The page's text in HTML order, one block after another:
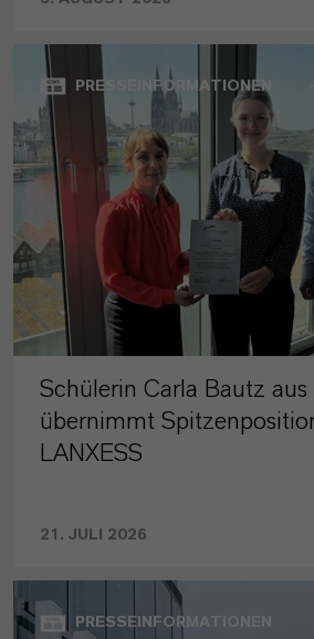
PRESSEINFORMATIONEN
Schülerin Carla Bautz aus
übernimmt
LANXESS
21. JULI 2026
PRESSEINFORMATIONEN